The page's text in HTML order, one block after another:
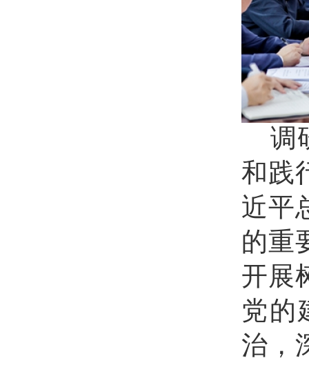
调
和践
近平
的重
开展
党的
治，